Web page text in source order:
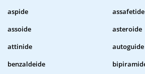
aspide
assafetide
assoide
asteroide
attinide
autoguide
benzaldeide